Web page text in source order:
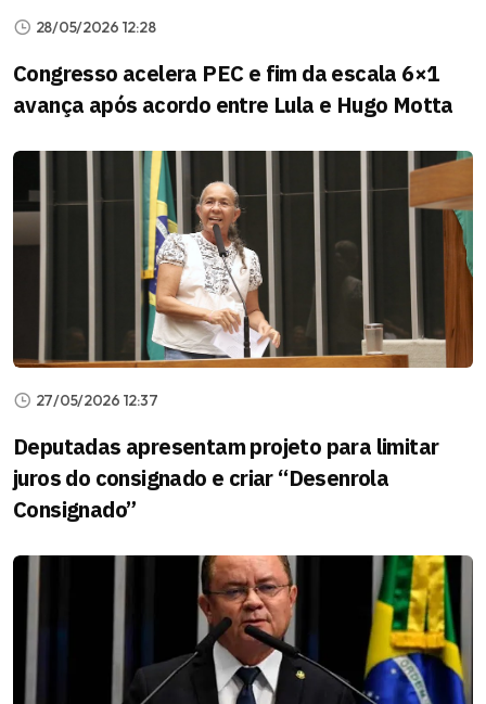
28/05/2026 12:28
Congresso acelera PEC e fim da escala 6×1
avança após acordo entre Lula e Hugo Motta
27/05/2026 12:37
Deputadas apresentam projeto para limitar
juros do consignado e criar “Desenrola
Consignado”